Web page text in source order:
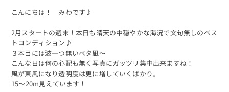
こんにちは！ みわです♪
2月スタートの週末！本日も晴天の中穏やかな海況で文句無しのベス
トコンディション♪
３本目には波一つ無いベタ凪〜
こんな日は何の心配も無く写真にガッツリ集中出来ますね！
風が東風になり透明度は更に増していくばかり。
15〜20m見えています！